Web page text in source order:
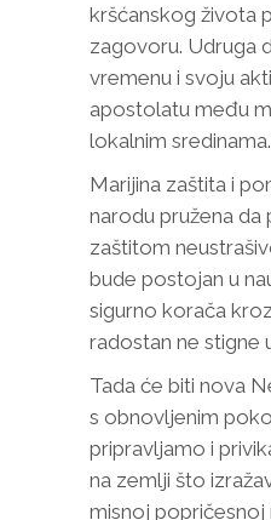
kršćanskog života
zagovoru. Udruga
vremenu i svoju
apostolatu među
lokalnim sredinama.
Marijina zaštita i
narodu pružena
zaštitom
bude postojan u
sigurno korača
radostan ne stigne
Tada će biti nova
s obnovljenim
pripravljamo i
na zemlji što
misnoj popričesnoj